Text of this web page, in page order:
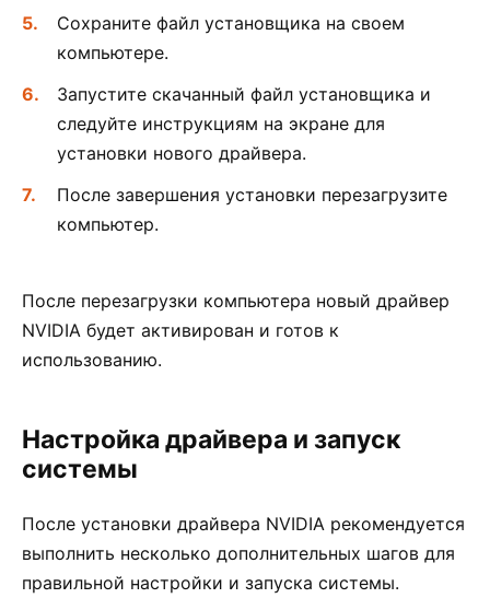
Сохраните файл установщика на своем
компьютере.
Запустите скачанный файл установщика и
следуйте инструкциям на экране для
установки нового драйвера.
После завершения установки перезагрузите
компьютер.
После перезагрузки компьютера новый драйвер
NVIDIA будет активирован и готов к
использованию.
Настройка драйвера и запуск
системы
После установки драйвера NVIDIA рекомендуется
выполнить несколько дополнительных шагов для
правильной настройки и запуска системы.